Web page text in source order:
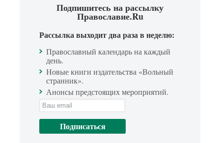
Подпишитесь на рассылку
Православие.Ru
Рассылка выходит два раза в неделю:
Православный календарь на каждый
день.
Новые книги издательства «Вольный
странник».
Анонсы предстоящих мероприятий.